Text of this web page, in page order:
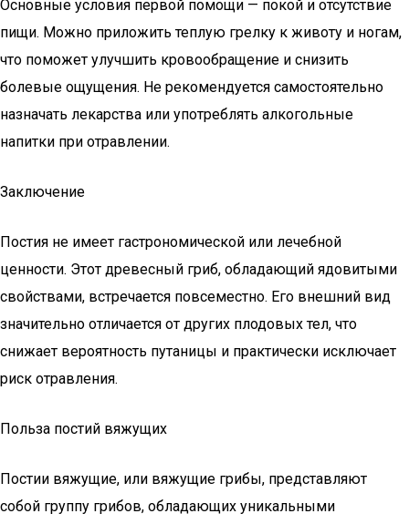
Основные условия первой помощи — покой и отсутствие
пищи. Можно приложить теплую грелку к животу и ногам,
что поможет улучшить кровообращение и снизить
болевые ощущения. Не рекомендуется самостоятельно
назначать лекарства или употреблять алкогольные
напитки при отравлении.
Заключение
Постия не имеет гастрономической или лечебной
ценности. Этот древесный гриб, обладающий ядовитыми
свойствами, встречается повсеместно. Его внешний вид
значительно отличается от других плодовых тел, что
снижает вероятность путаницы и практически исключает
риск отравления.
Польза постий вяжущих
Постии вяжущие, или вяжущие грибы, представляют
собой группу грибов, обладающих уникальными